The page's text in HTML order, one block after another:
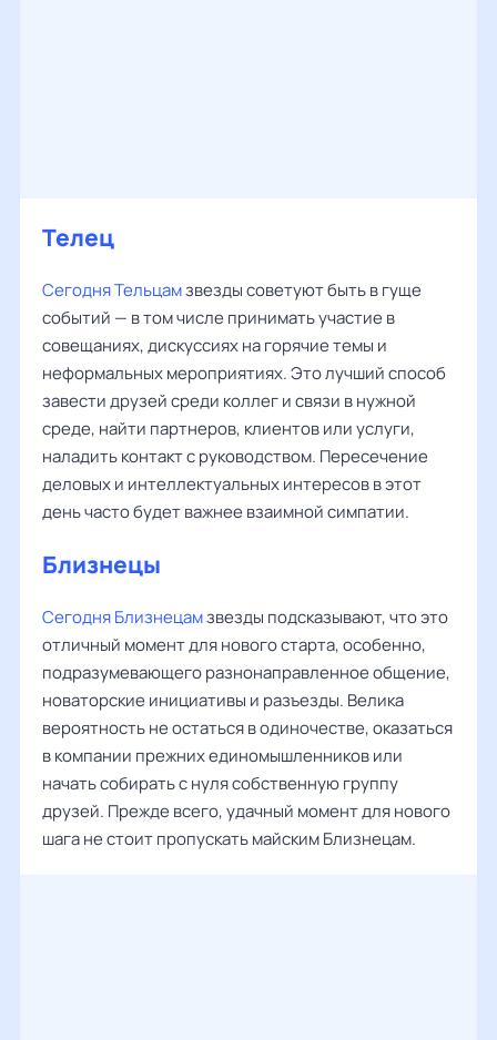
Телец
Сегодня Тельцамзвезды советуют быть в гуще
событий — в том числе принимать участие в
совещаниях, дискуссиях на горячие темы и
неформальных мероприятиях. Это лучший способ
завести друзей среди коллег и связи в нужной
среде, найти партнеров, клиентов или услуги,
наладить контакт с руководством. Пересечение
деловых и интеллектуальных интересов в этот
день часто будет важнее взаимной симпатии.
Близнецы
Сегодня Близнецамзвезды подсказывают, что это
отличный момент для нового старта, особенно,
подразумевающего разнонаправленное общение,
новаторские инициативы и разъезды. Велика
вероятность не остаться в одиночестве, оказаться
в компании прежних единомышленников или
начать собирать с нуля собственную группу
друзей. Прежде всего, удачный момент для нового
шага не стоит пропускать майским Близнецам.